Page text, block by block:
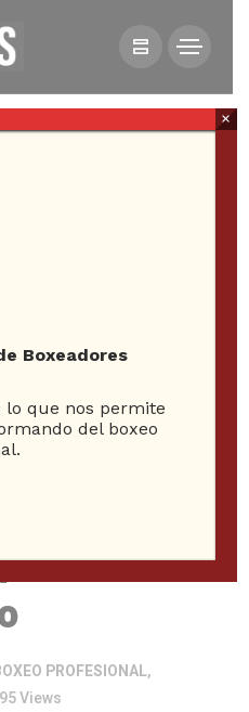
COSTEAR CAMPAMENTO
tendrá
ayuda
PROFESIONAL,
Views
Boxeadores
lo que nos permite
del boxeo
×